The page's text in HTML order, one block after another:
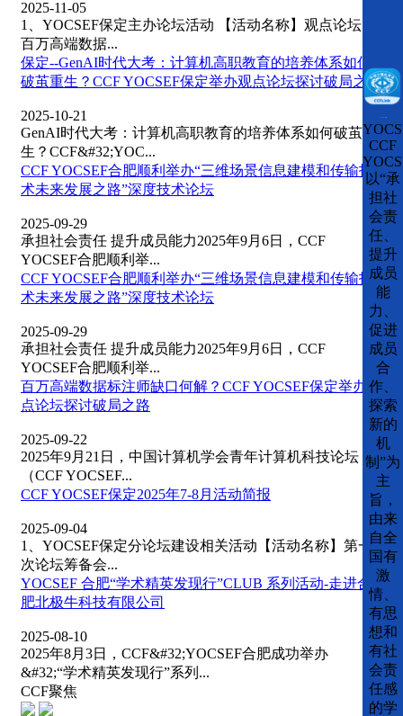
2025-11-05
1、YOCSEF保定主办论坛活动 【活动名称】观点论坛：
百万高端数据...
保定--GenAI时代大考：计算机高职教育的培养体系如何
破茧重生？CCF YOCSEF保定举办观点论坛探讨破局之路
2025-10-21
GenAI时代大考：计算机高职教育的培养体系如何破茧重
生？CCF&#32;YOC...
CCF YOCSEF合肥顺利举办“三维场景信息建模和传输技
术未来发展之路”深度技术论坛
2025-09-29
承担社会责任 提升成员能力2025年9月6日，CCF
YOCSEF合肥顺利举...
CCF YOCSEF合肥顺利举办“三维场景信息建模和传输技
术未来发展之路”深度技术论坛
2025-09-29
承担社会责任 提升成员能力2025年9月6日，CCF
YOCSEF合肥顺利举...
百万高端数据标注师缺口何解？CCF YOCSEF保定举办观
点论坛探讨破局之路
2025-09-22
2025年9月21日，中国计算机学会青年计算机科技论坛
（CCF YOCSEF...
CCF YOCSEF保定2025年7-8月活动简报
2025-09-04
1、YOCSEF保定分论坛建设相关活动【活动名称】第一
次论坛筹备会...
YOCSEF 合肥“学术精英发现行”CLUB 系列活动-走进合
肥北极牛科技有限公司
2025-08-10
2025年8月3日，CCF&#32;YOCSEF合肥成功举办
&#32;“学术精英发现行”系列...
CCF聚焦
CCF
以“承
担社
会责
任、
提升
成员
能
力、
促进
成员
合
作、
探索
新的
机
制”为
主
旨，
由来
自全
国有
激
情、
有思
想和
有社
会责
任感
的学